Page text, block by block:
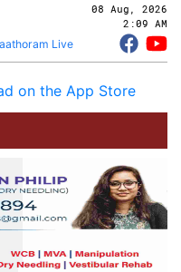
08 Aug, 2026
2:09 AM
Live